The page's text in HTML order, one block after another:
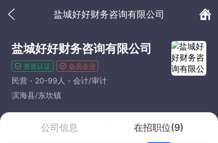
盐城好好财务咨询有限公司
盐城好好财务咨询有限公司
资质认证 会员企业
民营 20-99人
会计/审计
滨海县/东坎镇
公司信息 在招职位(9)